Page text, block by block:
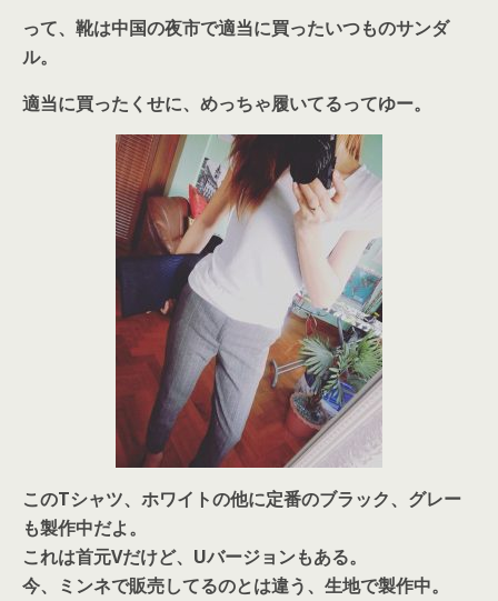
って、靴は中国の夜市で適当に買ったいつものサンダ
ル。
適当に買ったくせに、めっちゃ履いてるってゆー。
このTシャツ、ホワイトの他に定番のブラック、グレー
も製作中だよ。
これは首元Vだけど、Uバージョンもある。
今、ミンネで販売してるのとは違う、生地で製作中。